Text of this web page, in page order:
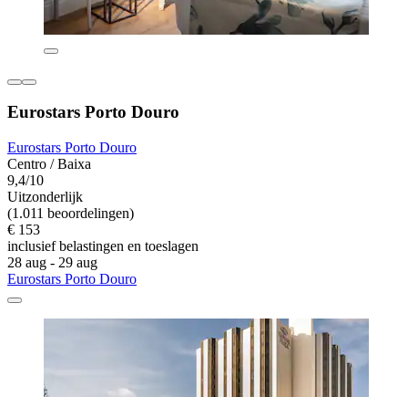
Eurostars Porto Douro
Eurostars Porto Douro
Centro / Baixa
9,4/10
Uitzonderlijk
(1.011 beoordelingen)
€ 153
inclusief belastingen en toeslagen
28 aug - 29 aug
Eurostars Porto Douro